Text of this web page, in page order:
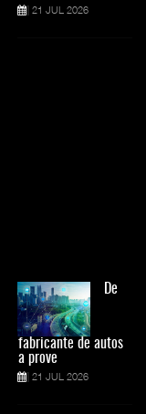
21 JUL 2026
De
fabricante de autos
a prove
21 JUL 2026